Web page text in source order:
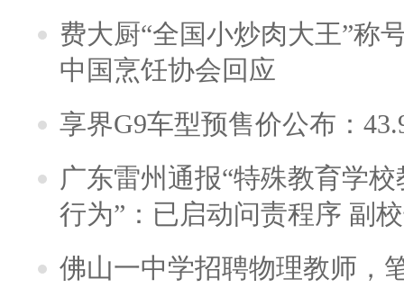
费大厨“全国小炒肉大王”称
中国烹饪协会回应
享界G9车型预售价公布：
广东雷州通报“特殊教育学
行为”：已启动问责程序 副
佛山一中学招聘物理教师，